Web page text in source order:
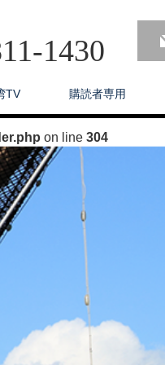
1430
TV 購読者専用
on line 304